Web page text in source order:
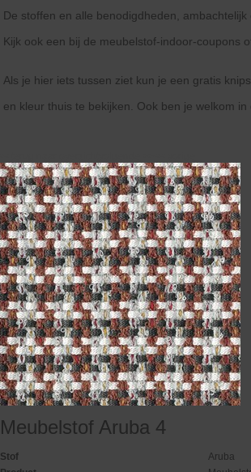
De stoffen en alle benodigdheden, ambachtelijk
Kijk ook een bij de meubelstof-indoor-coupons
Als je hier iets tussen ziet kun je een gratis
en kleur thuis te bekijken. Ook ben je welkom
Meubelstof Aruba 4
Stof
Aruba